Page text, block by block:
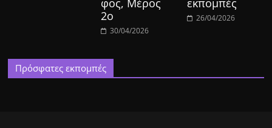
2ο
30/04/2026
26/04/2026
Πρόσφατες εκπομπές